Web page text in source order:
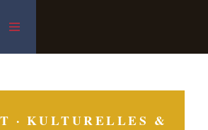
· KULTURELLES &